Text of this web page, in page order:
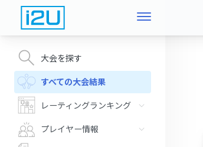
大会を探す
すべての大会結果
レーティングランキング
プレイヤー情報